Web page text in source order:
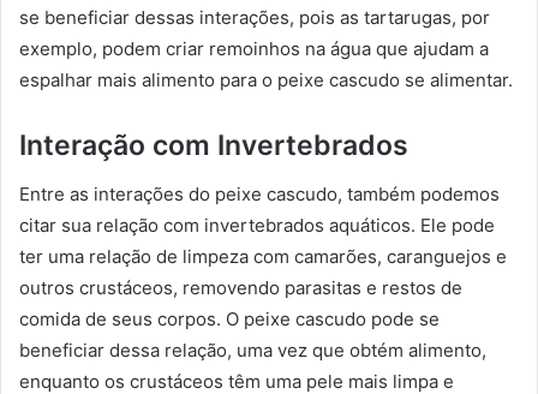
se beneficiar dessas interações, pois as tartarugas, por
exemplo, podem criar remoinhos na água que ajudam a
espalhar mais alimento para o peixe cascudo se alimentar.
Interação com Invertebrados
Entre as interações do peixe cascudo, também podemos
citar sua relação com invertebrados aquáticos. Ele pode
ter uma relação de limpeza com camarões, caranguejos e
outros crustáceos, removendo parasitas e restos de
comida de seus corpos. O peixe cascudo pode se
beneficiar dessa relação, uma vez que obtém alimento,
enquanto os crustáceos têm uma pele mais limpa e